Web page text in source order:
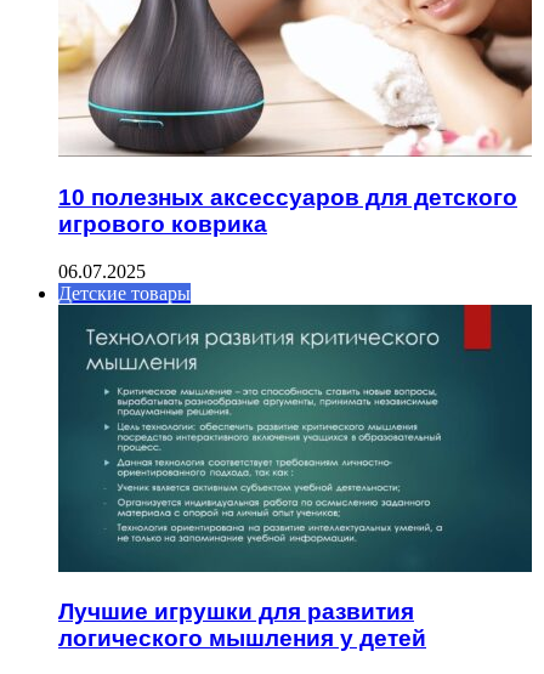
10 полезных аксессуаров для детского
игрового коврика
06.07.2025
Детские товары
Лучшие игрушки для развития
логического мышления у детей